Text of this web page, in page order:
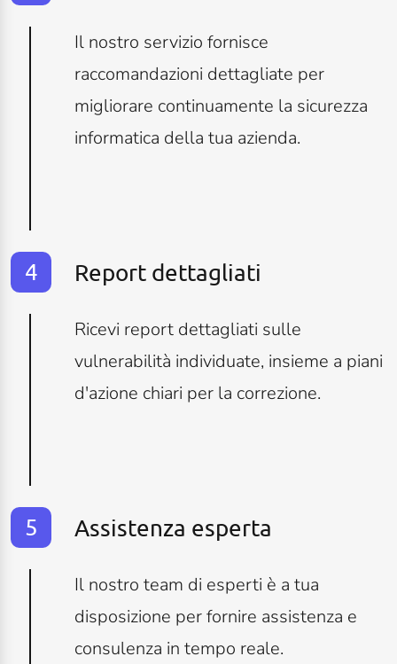
Il nostro servizio fornisce
raccomandazioni dettagliate per
migliorare continuamente la sicurezza
informatica della tua azienda.
Report dettagliati
Ricevi report dettagliati sulle
vulnerabilità individuate, insieme a piani
d'azione chiari per la correzione.
Assistenza esperta
Il nostro team di esperti è a tua
disposizione per fornire assistenza e
consulenza in tempo reale.